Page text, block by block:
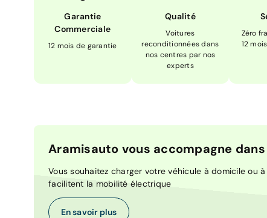
Garantie
Commerciale
12 mois de garantie
Qualité
Voitures
reconditionnées dans
nos centres par nos
experts
Zéro
12
Aramisauto vous accompagne
Vous souhaitez charger votre véhicule à domicile ou
facilitent la mobilité électrique
En savoir plus